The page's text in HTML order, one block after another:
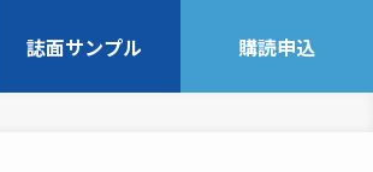
誌面サンプル 購読申込